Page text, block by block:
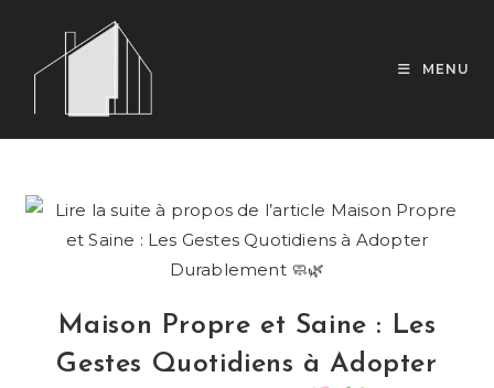
content
MENU
Maison Propre et Saine : Les
Gestes Quotidiens à Adopter